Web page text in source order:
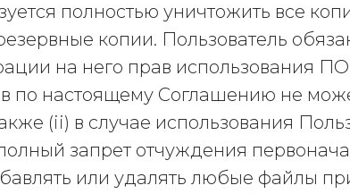
полностью уничтожить все
копии. Пользователь
на него прав использования
по настоящему Соглашению не
(ii) в случае использования
запрет отчуждения
или удалять любые файлы